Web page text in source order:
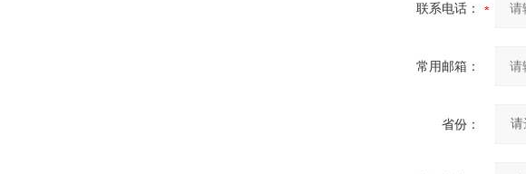
联系电话：
常用邮箱：
省份：